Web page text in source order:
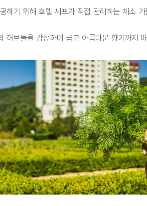
하기 위해 호텔 셰프가 직접 관리하는 채소 가
허브들을 감상하며 곱고 아름다운 향기까지